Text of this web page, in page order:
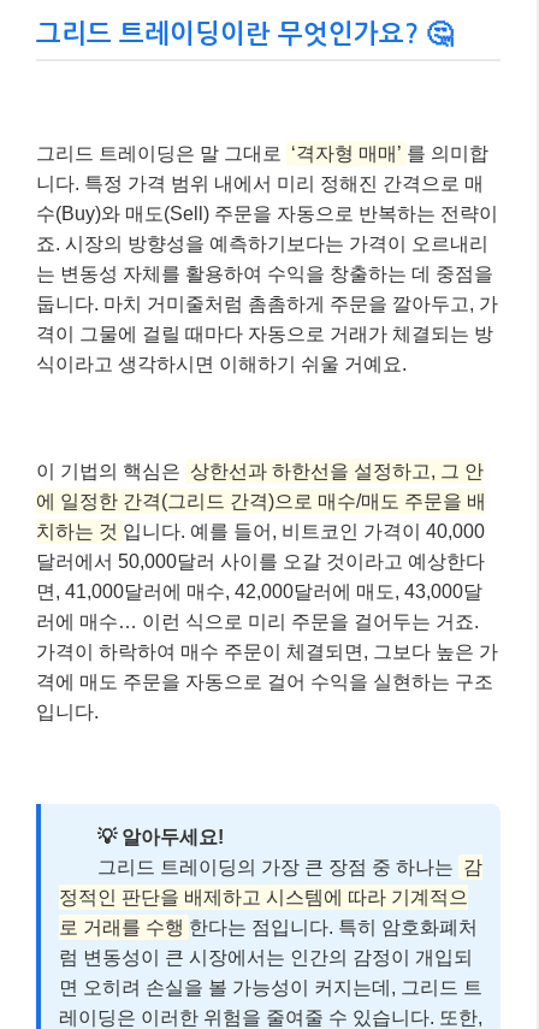
그리드 트레이딩이란 무엇인가요? 🤔
그리드 트레이딩은 말 그대로 ‘격자형 매매’ 를 의미합
니다. 특정 가격 범위 내에서 미리 정해진 간격으로 매
수(Buy)와 매도(Sell) 주문을 자동으로 반복하는 전략이
죠. 시장의 방향성을 예측하기보다는 가격이 오르내리
는 변동성 자체를 활용하여 수익을 창출하는 데 중점을
둡니다. 마치 거미줄처럼 촘촘하게 주문을 깔아두고, 가
격이 그물에 걸릴 때마다 자동으로 거래가 체결되는 방
식이라고 생각하시면 이해하기 쉬울 거예요.
이 기법의 핵심은 상한선과 하한선을 설정하고, 그 안
에 일정한 간격(그리드 간격)으로 매수/매도 주문을 배
치하는 것 입니다. 예를 들어, 비트코인 가격이 40,000
달러에서 50,000달러 사이를 오갈 것이라고 예상한다
면, 41,000달러에 매수, 42,000달러에 매도, 43,000달
러에 매수… 이런 식으로 미리 주문을 걸어두는 거죠.
가격이 하락하여 매수 주문이 체결되면, 그보다 높은 가
격에 매도 주문을 자동으로 걸어 수익을 실현하는 구조
입니다.
💡 알아두세요!
그리드 트레이딩의 가장 큰 장점 중 하나는 감
정적인 판단을 배제하고 시스템에 따라 기계적으
로 거래를 수행 한다는 점입니다. 특히 암호화폐처
럼 변동성이 큰 시장에서는 인간의 감정이 개입되
면 오히려 손실을 볼 가능성이 커지는데, 그리드 트
레이딩은 이러한 위험을 줄여줄 수 있습니다. 또한,